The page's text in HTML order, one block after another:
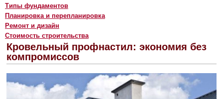
Типы фундаментов
Планировка и перепланировка
Ремонт и дизайн
Стоимость строительства
Кровельный профнастил: экономия без
компромиссов